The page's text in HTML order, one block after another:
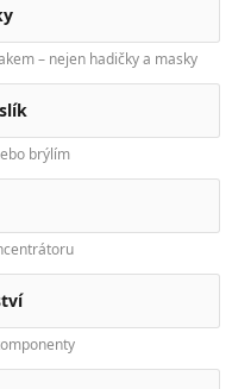
– nejen hadičky a masky
brýlím